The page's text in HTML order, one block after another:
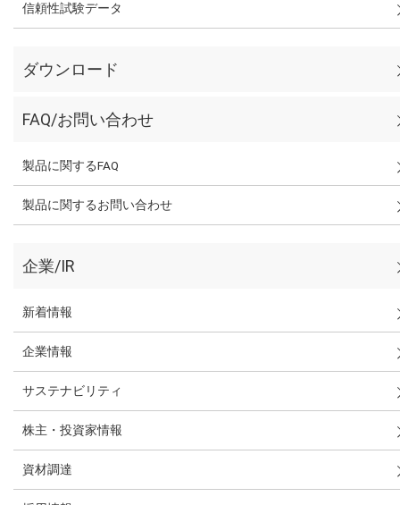
信頼性試験データ
ダウンロード
FAQ/お問い合わせ
製品に関するFAQ
製品に関するお問い合わせ
企業/IR
新着情報
企業情報
サステナビリティ
株主・投資家情報
資材調達